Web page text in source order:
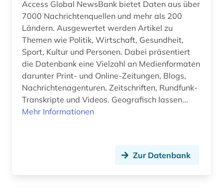
bürokratie (1)
büroorganisation (1)
centre for economic policy research (1)
chemie (34)
Access Global NewsBank bietet Daten aus über
7000 Nachrichtenquellen und mehr als 200
Ländern. Ausgewertet werden Artikel zu
Themen wie Politik, Wirtschaft, Gesundheit,
Sport, Kultur und Personen. Dabei präsentiert
die Datenbank eine Vielzahl an Medienformaten
darunter Print- und Online-Zeitungen, Blogs,
Nachrichtenagenturen, Zeitschriften, Rundfunk-
Transkripte und Videos. Geografisch lassen...
Mehr Informationen
Zur Datenbank